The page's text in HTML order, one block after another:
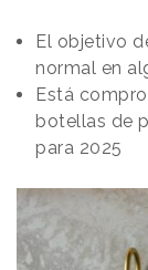
El objetivo
normal en
Está
botellas de
para 2025